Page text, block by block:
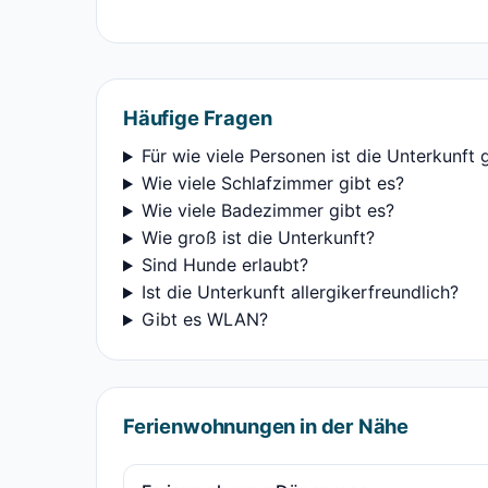
Häufige Fragen
Für wie viele Personen ist die Unterkunft
Wie viele Schlafzimmer gibt es?
Wie viele Badezimmer gibt es?
Wie groß ist die Unterkunft?
Sind Hunde erlaubt?
Ist die Unterkunft allergikerfreundlich?
Gibt es WLAN?
Ferienwohnungen in der Nähe